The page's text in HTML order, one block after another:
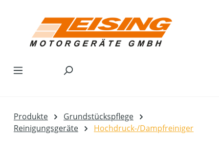
Produkte
Grundstückspflege
Reinigungsgeräte
Hochdruck-/Dampfreiniger